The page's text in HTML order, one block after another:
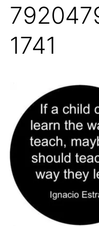
1741